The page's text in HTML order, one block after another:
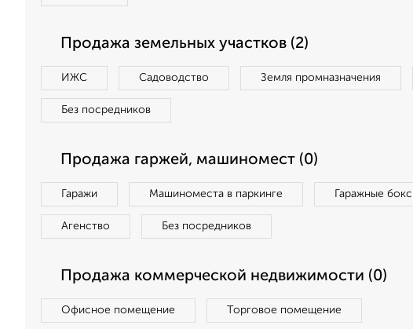
Продажа земельных участков (2)
ИЖС Садоводство Земля промназначения
Без посредников
Продажа гаржей, машиномест (0)
Гаражи Машиноместа в паркинге Гаражные
Агенство Без посредников
Продажа коммерческой недвижимости (0)
Офисное помещение Торговое помещение